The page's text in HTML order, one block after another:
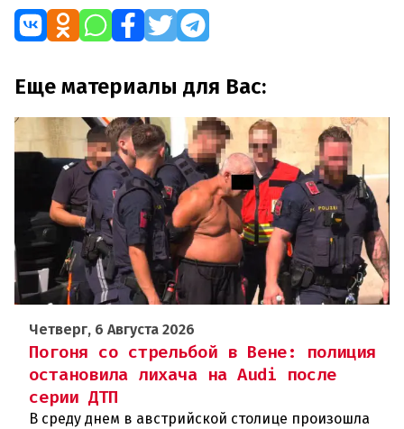
Еще материалы для Вас:
Четверг, 6 Августа 2026
Погоня со стрельбой в Вене: полиция
остановила лихача на Audi после
серии ДТП
В среду днем в австрийской столице произошла